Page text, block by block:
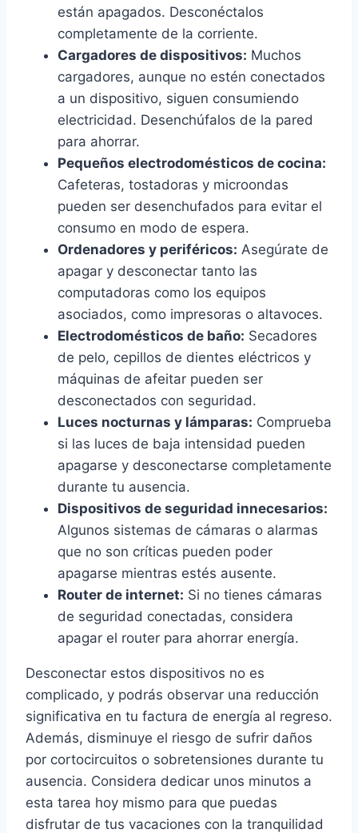
están apagados. Desconéctalos
completamente de la corriente.
Cargadores de dispositivos: Muchos
cargadores, aunque no estén conectados
a un dispositivo, siguen consumiendo
electricidad. Desenchúfalos de la pared
para ahorrar.
Pequeños electrodomésticos de cocina:
Cafeteras, tostadoras y microondas
pueden ser desenchufados para evitar el
consumo en modo de espera.
Ordenadores y periféricos: Asegúrate de
apagar y desconectar tanto las
computadoras como los equipos
asociados, como impresoras o altavoces.
Electrodomésticos de baño: Secadores
de pelo, cepillos de dientes eléctricos y
máquinas de afeitar pueden ser
desconectados con seguridad.
Luces nocturnas y lámparas: Comprueba
si las luces de baja intensidad pueden
apagarse y desconectarse completamente
durante tu ausencia.
Dispositivos de seguridad innecesarios:
Algunos sistemas de cámaras o alarmas
que no son críticas pueden poder
apagarse mientras estés ausente.
Router de internet: Si no tienes cámaras
de seguridad conectadas, considera
apagar el router para ahorrar energía.
Desconectar estos dispositivos no es
complicado, y podrás observar una reducción
significativa en tu factura de energía al regreso.
Además, disminuye el riesgo de sufrir daños
por cortocircuitos o sobretensiones durante tu
ausencia. Considera dedicar unos minutos a
esta tarea hoy mismo para que puedas
disfrutar de tus vacaciones con la tranquilidad